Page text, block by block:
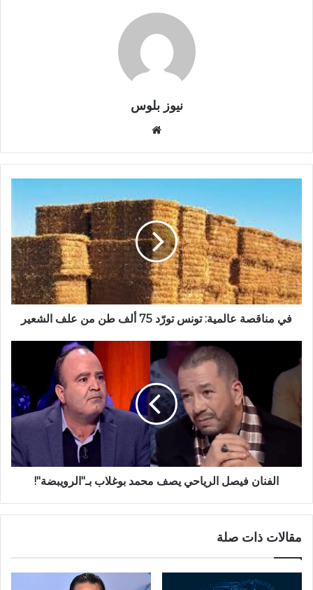
نيوز بلوس
في مناقصة عالمية: تونس تورّد 75 ألف طن من علف الشعير
الفنان فيصل الرياحي يصف محمد بوغلاب بـ"الرويبضة"!
مقالات ذات صلة